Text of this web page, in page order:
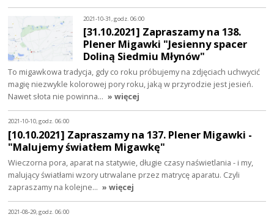
2021-10-31, godz. 06:00
[31.10.2021] Zapraszamy na 138.
Plener Migawki "Jesienny spacer
Doliną Siedmiu Młynów"
To migawkowa tradycja, gdy co roku próbujemy na zdjęciach uchwycić
magię niezwykle kolorowej pory roku, jaką w przyrodzie jest jesień.
Nawet słota nie powinna… » więcej
2021-10-10, godz. 06:00
[10.10.2021] Zapraszamy na 137. Plener Migawki -
"Malujemy światłem Migawkę"
Wieczorna pora, aparat na statywie, długie czasy naświetlania - i my,
malujący światłami wzory utrwalane przez matrycę aparatu. Czyli
zapraszamy na kolejne… » więcej
2021-08-29, godz. 06:00